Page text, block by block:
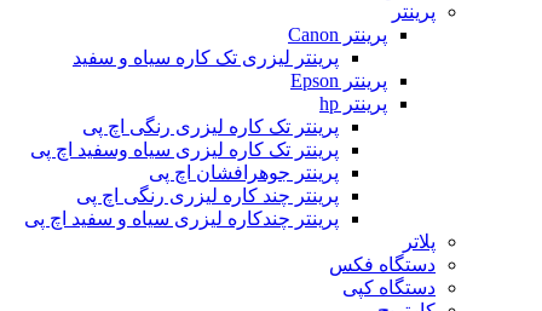
پرینتر
پرینتر Canon
پرینتر لیزری تک کاره سیاه و سفید
پرینتر Epson
پرینتر hp
پرینتر تک کاره لیزری رنگی اچ پی
پرینتر تک کاره لیزری سیاه وسفید اچ پی
پرینتر جوهرافشان اچ پی
پرینتر چند کاره لیزری رنگی اچ پی
پرینتر چندکاره لیزری سیاه و سفید اچ پی
پلاتر
دستگاه فکس
دستگاه کپی